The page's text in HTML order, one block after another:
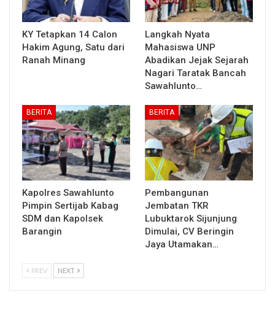
KY Tetapkan 14 Calon
Hakim Agung, Satu dari
Ranah Minang
Langkah Nyata
Mahasiswa UNP
Abadikan Jejak Sejarah
Nagari Taratak Bancah
Sawahlunto…
BERITA
Kapolres Sawahlunto
Pimpin Sertijab Kabag
SDM dan Kapolsek
Barangin
BERITA
Pembangunan
Jembatan TKR
Lubuktarok Sijunjung
Dimulai, CV Beringin
Jaya Utamakan…
PREV NEXT